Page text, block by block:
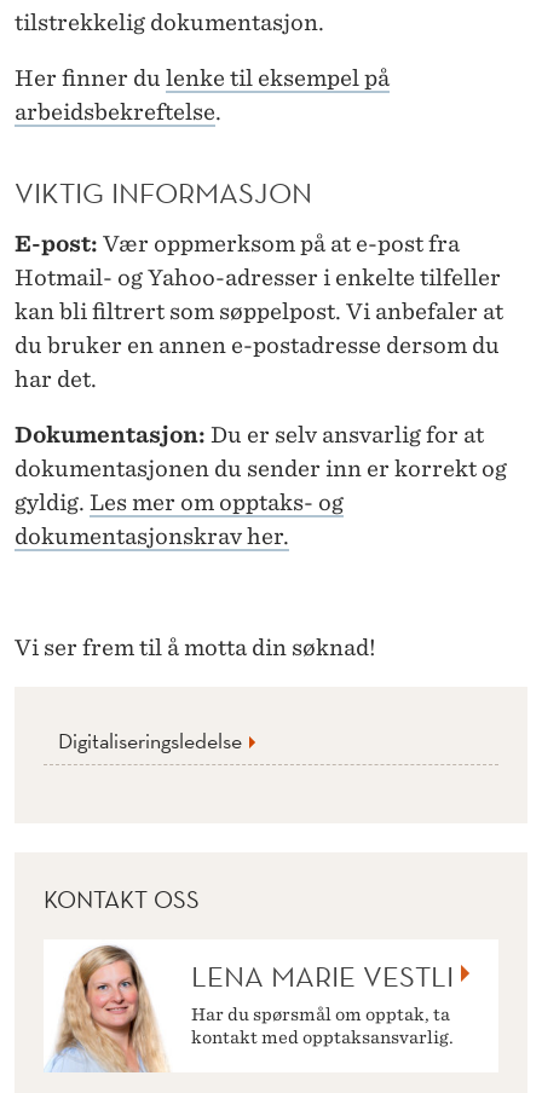
tilstrekkelig dokumentasjon.
Her finner du lenke til eksempel på
arbeidsbekreftelse.
VIKTIG INFORMASJON
E-post: Vær oppmerksom på at e-post fra
Hotmail- og Yahoo-adresser i enkelte tilfeller
kan bli filtrert som søppelpost. Vi anbefaler at
du bruker en annen e-postadresse dersom du
har det.
Dokumentasjon: Du er selv ansvarlig for at
dokumentasjonen du sender inn er korrekt og
gyldig. Les mer om opptaks- og
dokumentasjonskrav her.
Vi ser frem til å motta din søknad!
Digitaliseringsledelse
KONTAKT OSS
LENA MARIE VESTLI
Har du spørsmål om opptak, ta
kontakt med opptaksansvarlig.